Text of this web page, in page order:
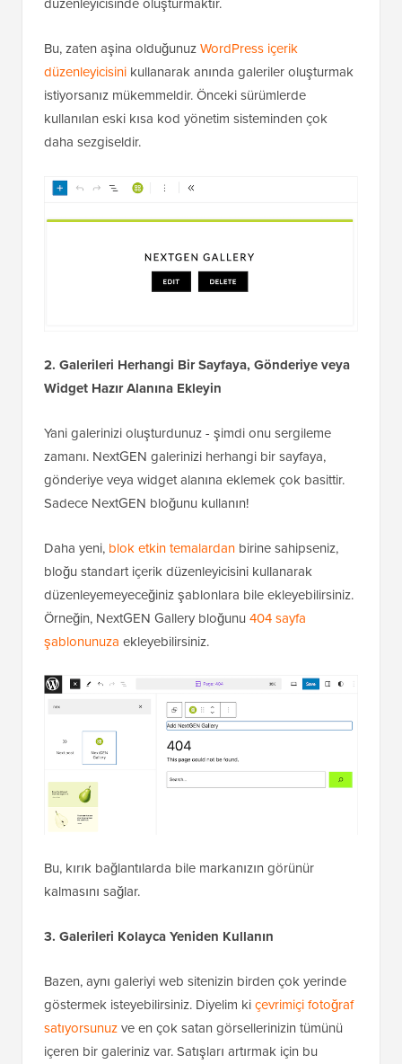
Bu, zaten aşina olduğunuzWordPress içerik
düzenleyicisini kullanarak anında galeriler oluşturmak
istiyorsanız mükemmeldir. Önceki sürümlerde
kullanılan eski kısa kod yönetim sisteminden çok
daha sezgiseldir.
2. Galerileri Herhangi Bir Sayfaya, Gönderiye veya
Widget Hazır Alanına Ekleyin
Yani galerinizi oluşturdunuz - şimdi onu sergileme
zamanı. NextGEN galerinizi herhangi bir sayfaya,
gönderiye veya widget alanına eklemek çok basittir.
Sadece NextGEN bloğunu kullanın!
Daha yeni, blok etkin temalardan birine sahipseniz,
bloğu standart içerik düzenleyicisini kullanarak
düzenleyemeyeceğiniz şablonlara bile ekleyebilirsiniz.
Örneğin, NextGEN Gallery bloğunu 404 sayfa
şablonunuza ekleyebilirsiniz.
Bu, kırık bağlantılarda bile markanızın görünür
kalmasını sağlar.
3. Galerileri Kolayca Yeniden Kullanın
Bazen, aynı galeriyi web sitenizin birden çok yerinde
göstermek isteyebilirsiniz. Diyelim kiçevrimiçi fotoğraf
satıyorsunuzve en çok satan görsellerinizin tümünü
içeren bir galeriniz var. Satışları artırmak için bu